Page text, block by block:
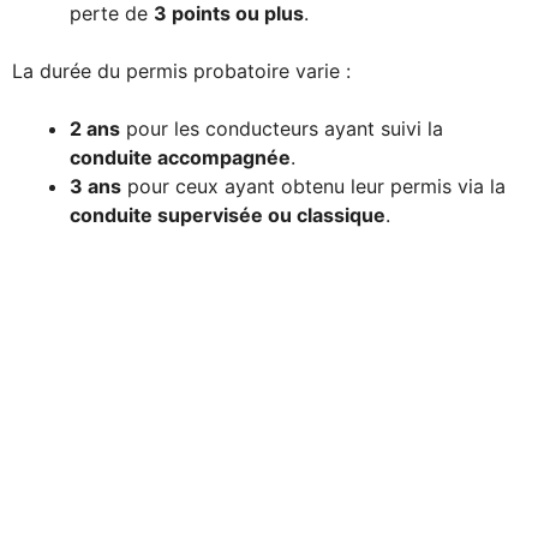
perte de 3 points ou plus.
La durée du permis probatoire varie :
2 ans pour les conducteurs ayant suivi la
conduite accompagnée.
3 ans pour ceux ayant obtenu leur permis via la
conduite supervisée ou classique.